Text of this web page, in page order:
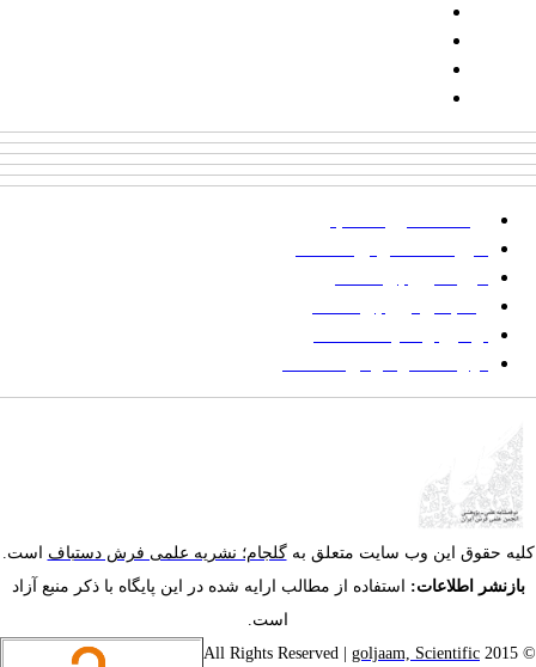
تلفن:
شماره همراه: ۰۹۳۹۳۸۵۵۵۴۴
پیامک: ۱۰۰۰۹۵۴۶۸۹۲۳۱۵
ایمیل:
پرداخت صورتحساب
شیوه‌نامه نگارش مقالات
فرایند ارزیابی مقاله
زمانبندی ارزیابی مقاله
توضیح وضعیت مقالات
فهرست موضوعی مقاله‌ها
حقوق این وب سایت متعلق بهگلجام؛ نشریه علمی فرش دستبافاست.
اطلاعات:استفاده از مطالب ارایه شده در این پایگاه با ذکر منبع آزاد
است.
©
goljaam, Scientific